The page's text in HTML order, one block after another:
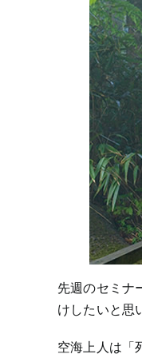
先週のセミナ
けしたいと思
空海上人は「